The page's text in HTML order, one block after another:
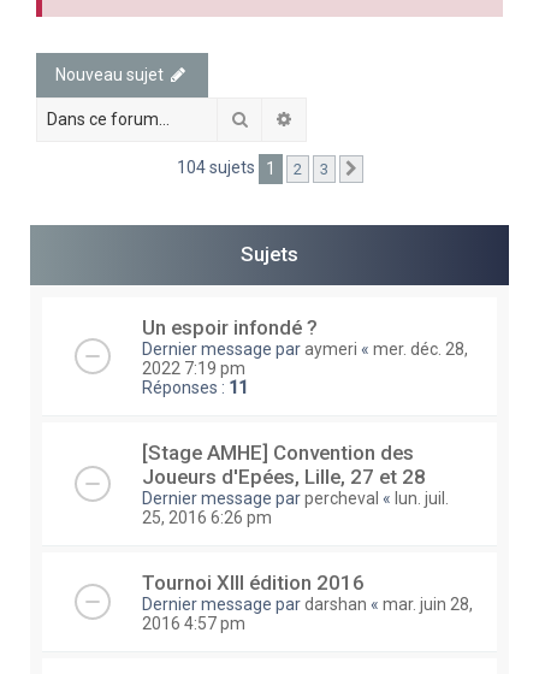
Nouveau sujet
Rechercher
104 sujets 1 2 3
Sujets
Un espoir infondé ?
Dernier message paraymeri « mer. déc. 28,
2022 7:19 pm
Réponses : 11
[Stage AMHE] Convention des
Joueurs d'Epées, Lille, 27 et 28
Dernier message parpercheval « lun. juil.
25, 2016 6:26 pm
Tournoi XIII édition 2016
Dernier message pardarshan « mar. juin 28,
2016 4:57 pm